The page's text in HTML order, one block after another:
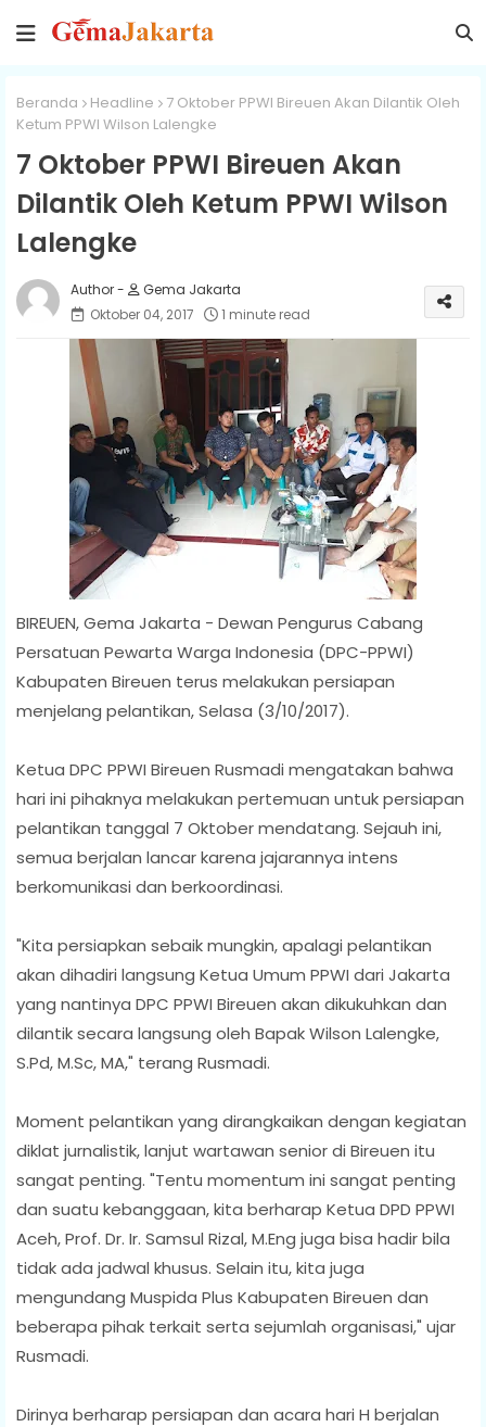
Beranda Headline
7 Oktober PPWI Bireuen Akan Dilantik Oleh
Ketum PPWI Wilson Lalengke
7 Oktober PPWI Bireuen Akan
Dilantik Oleh Ketum PPWI Wilson
Lalengke
Gema Jakarta
Oktober 04, 2017
1 minute read
BIREUEN, Gema Jakarta - Dewan Pengurus Cabang
Persatuan Pewarta Warga Indonesia (DPC-PPWI)
Kabupaten Bireuen terus melakukan persiapan
menjelang pelantikan, Selasa (3/10/2017).
Ketua DPC PPWI Bireuen Rusmadi mengatakan bahwa
hari ini pihaknya melakukan pertemuan untuk persiapan
pelantikan tanggal 7 Oktober mendatang. Sejauh ini,
semua berjalan lancar karena jajarannya intens
berkomunikasi dan berkoordinasi.
"Kita persiapkan sebaik mungkin, apalagi pelantikan
akan dihadiri langsung Ketua Umum PPWI dari Jakarta
yang nantinya DPC PPWI Bireuen akan dikukuhkan dan
dilantik secara langsung oleh Bapak Wilson Lalengke,
S.Pd, M.Sc, MA," terang Rusmadi.
Moment pelantikan yang dirangkaikan dengan kegiatan
diklat jurnalistik, lanjut wartawan senior di Bireuen itu
sangat penting. "Tentu momentum ini sangat penting
dan suatu kebanggaan, kita berharap Ketua DPD PPWI
Aceh, Prof. Dr. Ir. Samsul Rizal, M.Eng juga bisa hadir bila
tidak ada jadwal khusus. Selain itu, kita juga
mengundang Muspida Plus Kabupaten Bireuen dan
beberapa pihak terkait serta sejumlah organisasi," ujar
Rusmadi.
Dirinya berharap persiapan dan acara hari H berjalan